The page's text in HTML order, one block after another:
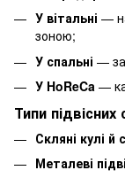
У вітальні —
зоною;
У спальні —
У HoReCa —
Типи
Скляні кулі й
Металеві